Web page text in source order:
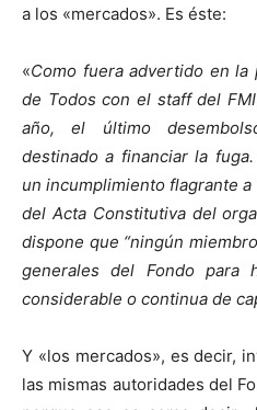
a los «mercados». Es éste:
«Como fuera advertido en
de Todos con el staff del
año, el último
destinado a financiar la
un incumplimiento flagrante
del Acta Constitutiva del
dispone que “ningún
generales del Fondo para
considerable o continua de
Y «los mercados», es decir,
las mismas autoridades del